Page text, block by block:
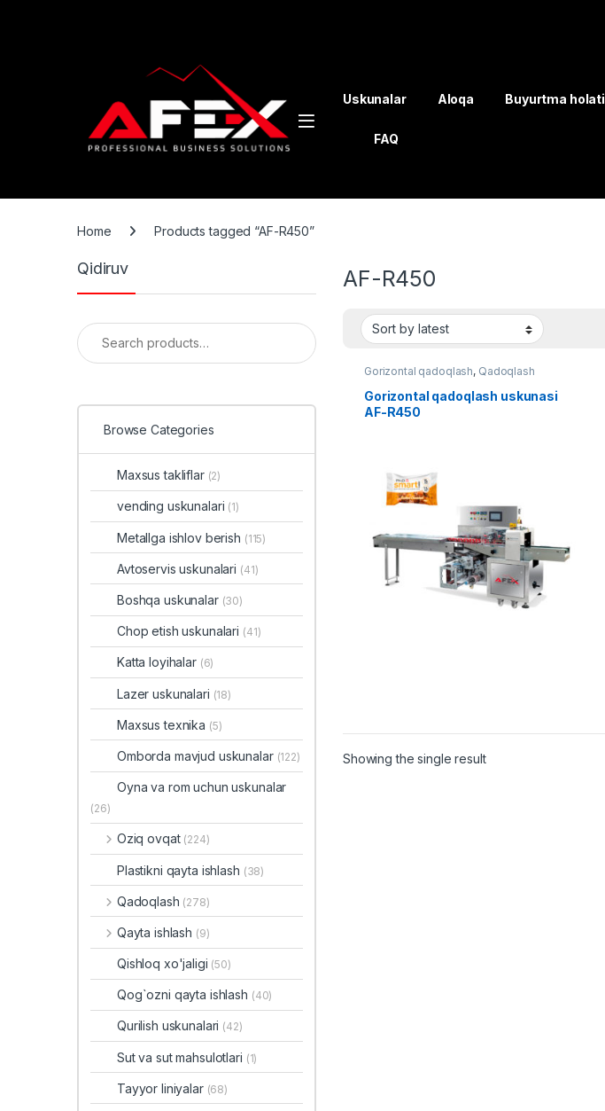
Uskunalar Aloqa Buyurtma holati
FAQ
Home Products tagged “AF-R450”
AF-R450
Gorizontal qadoqlash, Qadoqlash
Gorizontal qadoqlash uskunasi
AF-R450
Showing the single result
Qidiruv
Search for:
Browse Categories
Maxsus takliflar (2)
vending uskunalari (1)
Metallga ishlov berish (115)
Avtoservis uskunalari (41)
Boshqa uskunalar (30)
Chop etish uskunalari (41)
Katta loyihalar (6)
Lazer uskunalari (18)
Maxsus texnika (5)
Omborda mavjud uskunalar (122)
Oyna va rom uchun uskunalar
(26)
Oziq ovqat (224)
Plastikni qayta ishlash (38)
Qadoqlash (278)
Qayta ishlash (9)
Qishloq xo'jaligi (50)
Qog`ozni qayta ishlash (40)
Qurilish uskunalari (42)
Sut va sut mahsulotlari (1)
Tayyor liniyalar (68)